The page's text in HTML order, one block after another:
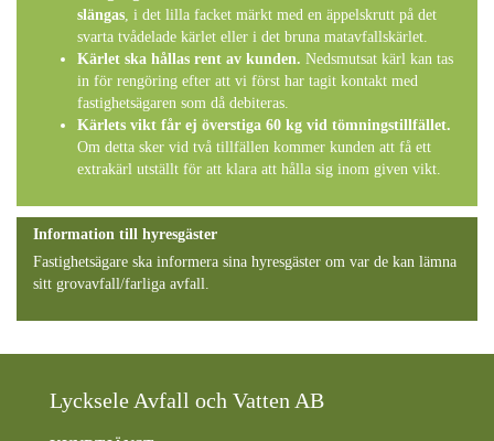
slängas, i det lilla facket märkt med en äppelskrutt på det
svarta tvådelade kärlet eller i det bruna matavfallskärlet.
Kärlet ska hållas rent av kunden. Nedsmutsat kärl kan tas
in för rengöring efter att vi först har tagit kontakt med
fastighetsägaren som då debiteras.
Kärlets vikt får ej överstiga 60 kg vid tömningstillfället.
Om detta sker vid två tillfällen kommer kunden att få ett
extrakärl utställt för att klara att hålla sig inom given vikt.
Information till hyresgäster
Fastighetsägare ska informera sina hyresgäster om var de kan lämna
sitt grovavfall/farliga avfall.
Lycksele Avfall och Vatten AB